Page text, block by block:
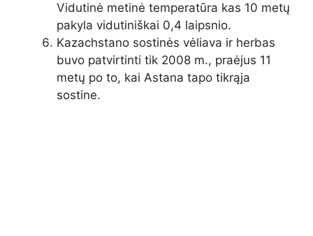
Vidutinė metinė temperatūra kas 10 metų
pakyla vidutiniškai 0,4 laipsnio.
Kazachstano sostinės vėliava ir herbas
buvo patvirtinti tik 2008 m., praėjus 11
metų po to, kai Astana tapo tikrąja
sostine.